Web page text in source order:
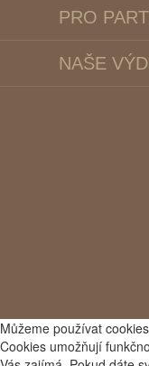
PRO
NAŠE
Můžeme používat
Cookies umožňují